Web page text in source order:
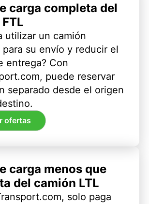
carga completa del
utilizar un camión
su envío y reducir el
entrega? Con
puede reservar
separado desde el origen
ofertas
carga menos que
del camión LTL
solo paga